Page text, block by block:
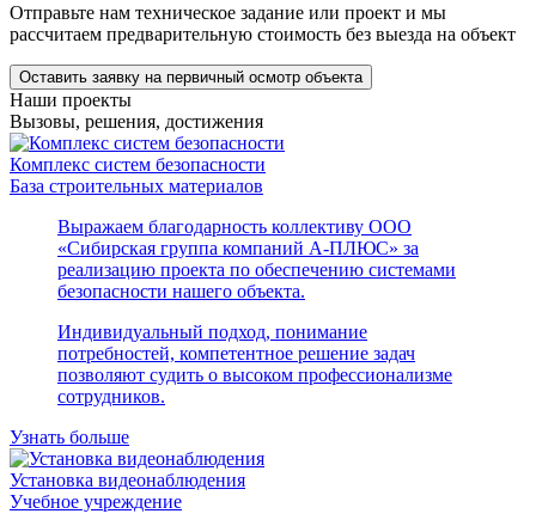
Отправьте нам техническое задание или проект и мы
рассчитаем предварительную стоимость без выезда на объект
Оставить заявку на первичный осмотр объекта
Наши проекты
Вызовы, решения, достижения
Комплекс систем безопасности
База строительных материалов
Выражаем благодарность коллективу ООО
«Сибирская группа компаний А-ПЛЮС» за
реализацию проекта по обеспечению системами
безопасности нашего объекта.
Индивидуальный подход, понимание
потребностей, компетентное решение задач
позволяют судить о высоком профессионализме
сотрудников.
Узнать больше
Установка видеонаблюдения
Учебное учреждение